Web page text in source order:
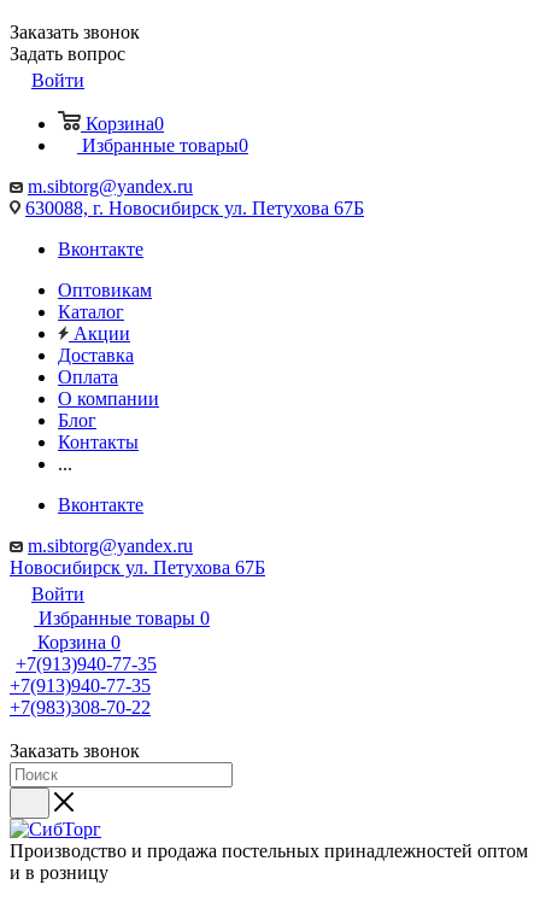
Заказать звонок
Задать вопрос
Войти
Корзина0
Избранные товары0
m.sibtorg@yandex.ru
630088, г. Новосибирск ул. Петухова 67Б
Вконтакте
Оптовикам
Каталог
Акции
Доставка
Оплата
О компании
Блог
Контакты
...
Вконтакте
m.sibtorg@yandex.ru
Новосибирск ул. Петухова 67Б
Войти
Избранные товары 0
Корзина 0
+7(913)940-77-35
+7(913)940-77-35
+7(983)308-70-22
Заказать звонок
Производство и продажа постельных принадлежностей оптом
и в розницу